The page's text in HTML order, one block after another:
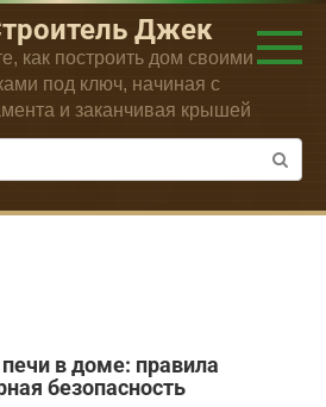
Джек
как построить дом своими
под ключ, начиная с
и заканчивая крышей
в доме: правила
безопасность